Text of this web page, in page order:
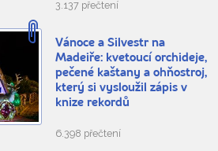
3.137 přečtení
Vánoce a Silvestr na
Madeiře: kvetoucí orchideje,
pečené kaštany a ohňostroj,
který si vysloužil zápis v
knize rekordů
6.398 přečtení